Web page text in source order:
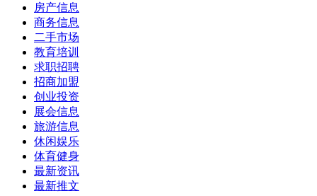
房产信息
商务信息
二手市场
教育培训
求职招聘
招商加盟
创业投资
展会信息
旅游信息
休闲娱乐
体育健身
最新资讯
最新推文